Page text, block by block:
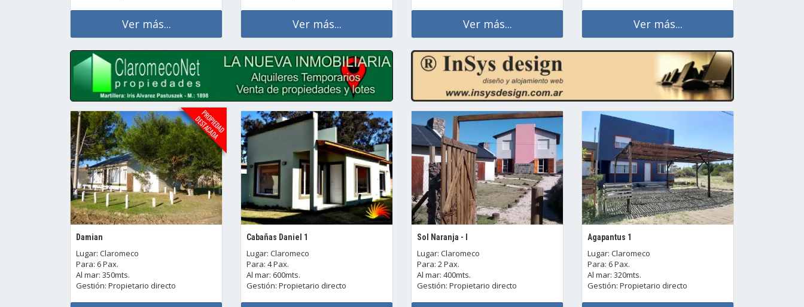
Ver más... Ver más... Ver más... Ver más...
Damian
Lugar: Claromeco
Para: 6 Pax.
Al mar: 350mts.
Gestión: Propietario directo
Cabañas Daniel 1
Lugar: Claromeco
Para: 4 Pax.
Al mar: 600mts.
Gestión: Propietario directo
Sol Naranja - I
Lugar: Claromeco
Para: 2 Pax.
Al mar: 400mts.
Gestión: Propietario directo
Agapantus 1
Lugar: Claromeco
Para: 6 Pax.
Al mar: 320mts.
Gestión: Propietario directo